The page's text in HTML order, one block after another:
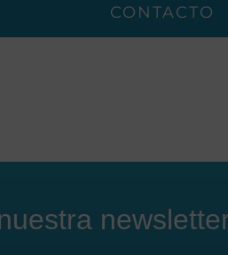
CONTACTO